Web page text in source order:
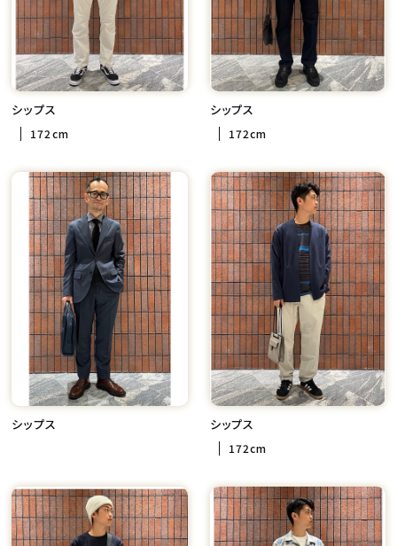
シップス
172cm
シップス
172cm
シップス シップス
172cm